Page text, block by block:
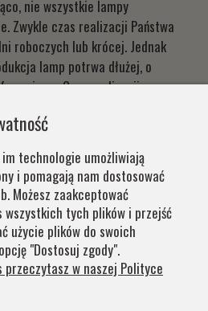
nie wszystkie lampy
Zwykle czas realizacji Państwa
roboczych lub krócej. Jednak
lamp potrwa dłużej, o
Czas realizacji
jakości produktu. W
w opisie. Wierzymy, że na
poczekać.
technologie umożliwiają
i pomagają nam dostosować
Możesz zaakceptować
wszystkich tych plików i przejść
użycie plików do swoich
"Dostosuj zgody".
w naszej Polityce